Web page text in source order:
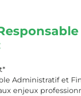
Administratif et
enjeux